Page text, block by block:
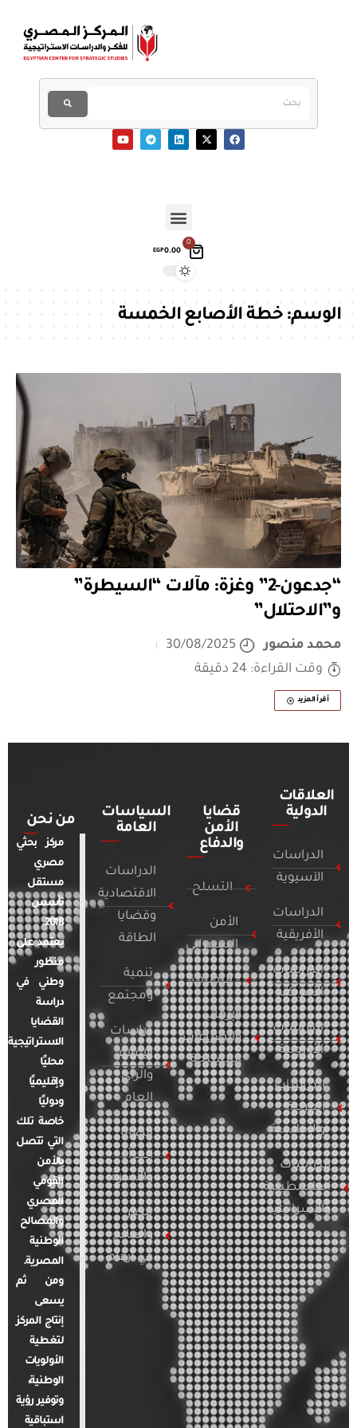
0
EGP0.00
الوسم:خطة الأصابع الخمسة
“جدعون-2” وغزة: مآلات “السيطرة”
و”الاحتلال”
محمد منصور
30/08/2025
وقت القراءة: 24 دقيقة
أقرأ المزيد
العلاقات
الدولية
الدراسات
الآسيوية
الدراسات
الأفريقية
الدراسات
الأمريكية
الدراسات
الأوروبية
الدراسات
العربية
والإقليمية
الدراسات
الفلسطينية
والإسرائيلية
قضايا
الأمن
والدفاع
التسلح
الأمن
السيبراني
التطرف
الإرهاب
والصراعات
المسلحة
السياسات
العامة
الدراسات
الاقتصادية
وقضايا
الطاقة
تنمية
ومجتمع
دراسات
الإعلام
والرأي
العام
قضايا
المرأة
والأسرة
مصر
والعالم
في أرقام
من نحن
مركز بحثي
مصري
مستقل
تأسس
2018.
يعتمد على
منظور
وطني في
دراسة
القضايا
الاستراتيجية
محليًا
وإقليميًا
ودوليًا
خاصة تلك
التي تتصل
بالأمن
القومي
المصري
والمصالح
الوطنية
المصرية.
ومن ثم
يسعى
إنتاج المركز
لتغطية
الأولويات
الوطنية،
وتوفير رؤية
استباقية